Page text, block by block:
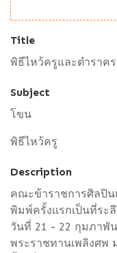
Title
พิธีไหว้ครูและตำราค
Subject
โขน
พิธีไหว้ครู
Description
คณะข้าราชการศิลปิน
พิมพ์ครั้งแรกเป็นที่ระ
วันที่ 21 - 22 กุมภาพั
พระราชทานเพลิงศพ